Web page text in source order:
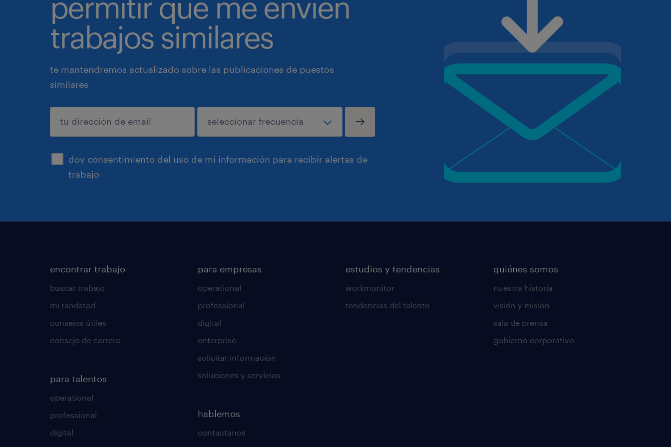
trabajos similares
te mantendremos actualizado sobre las publicaciones de puestos
similares
doy consentimiento del uso de mi información para recibir alertas de
trabajo
enviar
encontrar trabajo
buscar trabajo
mi randstad
consejos útiles
consejo de carrera
para talentos
operational
professional
digital
para empresas
operational
professional
digital
enterprise
solicitar información
soluciones y servicios
hablemos
contactanos
estudios y tendencias
workmonitor
tendencias del talento
quiénes somos
nuestra historia
visión y misión
sala de prensa
gobierno corporativo